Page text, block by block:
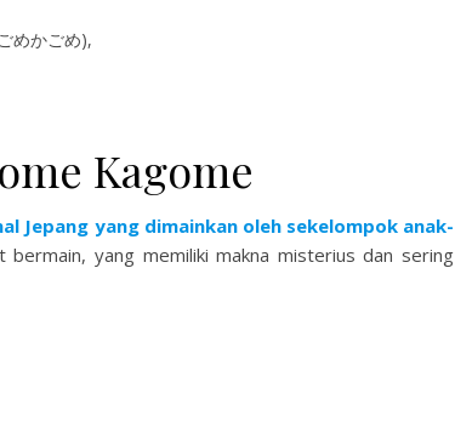
めかごめ),
Kagome
Jepang yang dimainkan oleh sekelompok anak-
bermain, yang memiliki makna misterius dan sering